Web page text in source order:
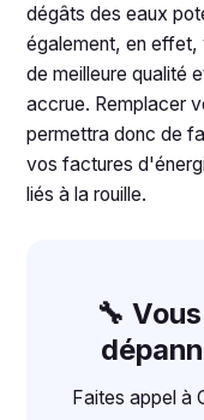
dégâts des eaux
également, en effet,
de meilleure qualité
accrue. Remplacer
permettra donc de
vos factures
liés à la rouille.
🔧
Faites appel à